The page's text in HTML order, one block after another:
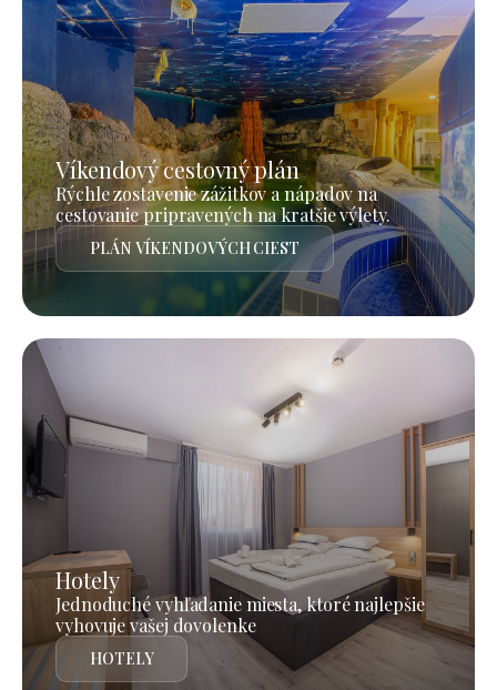
Víkendový cestovný plán
Rýchle zostavenie zážitkov a nápadov na
cestovanie pripravených na kratšie výlety.
PLÁN VÍKENDOVÝCH CIEST
Hotely
Jednoduché vyhľadanie miesta, ktoré najlepšie
vyhovuje vašej dovolenke
HOTELY